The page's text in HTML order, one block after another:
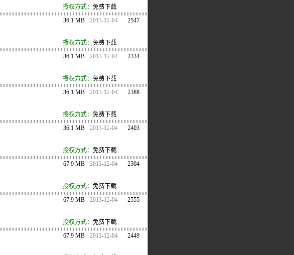
授权方式： 免费下载
36.1 MB 2013-12-04
2547
授权方式： 免费下载
36.1 MB 2013-12-04
2334
授权方式： 免费下载
36.1 MB 2013-12-04
2388
授权方式： 免费下载
36.1 MB 2013-12-04
2403
授权方式： 免费下载
67.9 MB 2013-12-04
2304
授权方式： 免费下载
67.9 MB 2013-12-04
2555
授权方式： 免费下载
67.9 MB 2013-12-04
2449